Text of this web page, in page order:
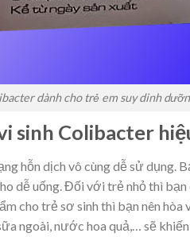
dành cho trẻ em suy dinh
sinh Colibacter
hỗn dịch vô cùng dễ sử dụng.
dễ uống. Đối với trẻ nhỏ thì
cho trẻ sơ sinh thì bạn nên
ngoài, nước hoa quả,… sẽ